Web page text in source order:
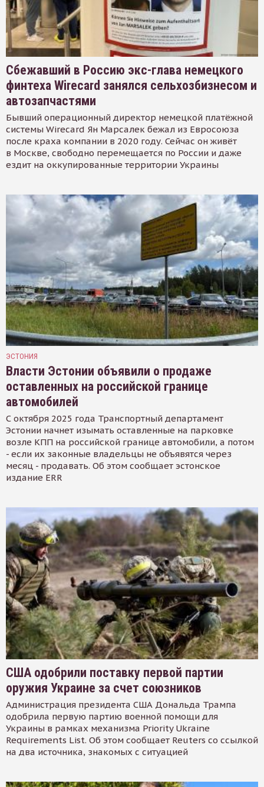
Сбежавший в Россию экс-глава немецкого
финтеха Wirecard занялся сельхозбизнесом и
автозапчастями
Бывший операционный директор немецкой платёжной
системы Wirecard Ян Марсалек бежал из Евросоюза
после краха компании в 2020 году. Сейчас он живёт
в Москве, свободно перемещается по России и даже
ездит на оккупированные территории Украины
ЭСТОНИЯ
Власти Эстонии объявили о продаже
оставленных на российской границе
автомобилей
С октября 2025 года Транспортный департамент
Эстонии начнет изымать оставленные на парковке
возле КПП на российской границе автомобили, а потом
- если их законные владельцы не объявятся через
месяц - продавать. Об этом сообщает эстонское
издание ERR
США одобрили поставку первой партии
оружия Украине за счет союзников
Администрация президента США Дональда Трампа
одобрила первую партию военной помощи для
Украины в рамках механизма Priority Ukraine
Requirements List. Об этом сообщает Reuters со ссылкой
на два источника, знакомых с ситуацией